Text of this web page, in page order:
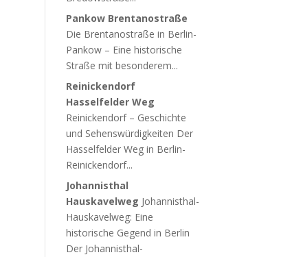
Pankow Brentanostraße
Die Brentanostraße in Berlin-
Pankow – Eine historische
Straße mit besonderem...
Reinickendorf
Hasselfelder Weg
Reinickendorf – Geschichte
und Sehenswürdigkeiten Der
Hasselfelder Weg in Berlin-
Reinickendorf...
Johannisthal
Hauskavelweg Johannisthal-
Hauskavelweg: Eine
historische Gegend in Berlin
Der Johannisthal-